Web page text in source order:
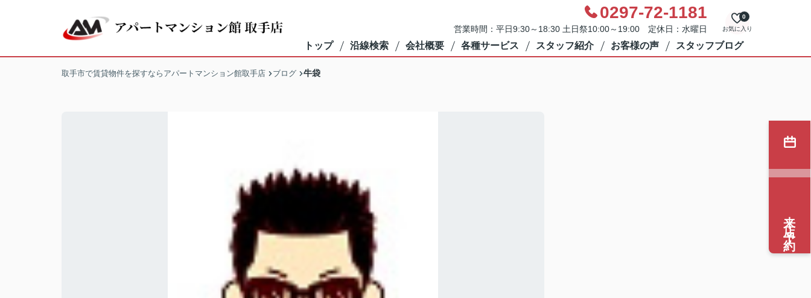
0297-72-1181
営業時間：平日9:30～18:30 土日祭10:00～19:00 定休日：水曜日 お気に入り
0
トップ 沿線検索 会社概要 各種サービス スタッフ紹介 お客様の声 スタッフブログ
取手市で賃貸物件を探すならアパートマンション館取手店 ブログ 牛袋
来店予約